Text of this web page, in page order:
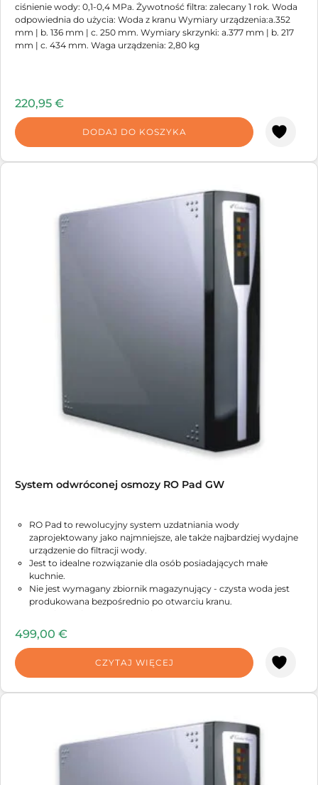
ciśnienie wody: 0,1-0,4 MPa. Żywotność filtra: zalecany 1 rok. Woda
odpowiednia do użycia: Woda z kranu Wymiary urządzenia:a.352
mm | b. 136 mm | c. 250 mm. Wymiary skrzynki: a.377 mm | b. 217
mm | c. 434 mm. Waga urządzenia: 2,80 kg
220,95 €
DODAJ DO KOSZYKA
System odwróconej osmozy RO Pad GW
RO Pad to rewolucyjny system uzdatniania wody
zaprojektowany jako najmniejsze, ale także najbardziej wydajne
urządzenie do filtracji wody.
Jest to idealne rozwiązanie dla osób posiadających małe
kuchnie.
Nie jest wymagany zbiornik magazynujący - czysta woda jest
produkowana bezpośrednio po otwarciu kranu.
filtracji w systemie jest niezwykle wydajny i bezpieczny.
Zaawansowane systemy elektroniczne kontrolują proces
uzdatniania wody, narzucają proces czyszczenia membrany i
wyświetlają na kolorowym ekranie parametry pracy.
499,00 €
CZYTAJ WIĘCEJ